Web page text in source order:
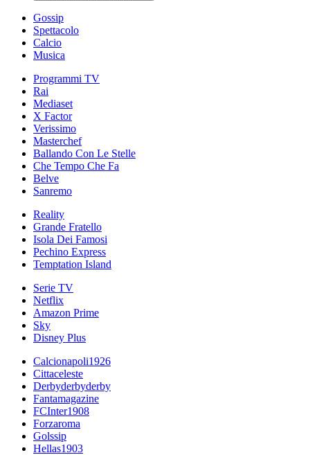
Gossip
Spettacolo
Calcio
Musica
Programmi TV
Rai
Mediaset
X Factor
Verissimo
Masterchef
Ballando Con Le Stelle
Che Tempo Che Fa
Belve
Sanremo
Reality
Grande Fratello
Isola Dei Famosi
Pechino Express
Temptation Island
Serie TV
Netflix
Amazon Prime
Sky
Disney Plus
Calcionapoli1926
Cittaceleste
Derbyderbyderby
Fantamagazine
FCInter1908
Forzaroma
Golssip
Hellas1903